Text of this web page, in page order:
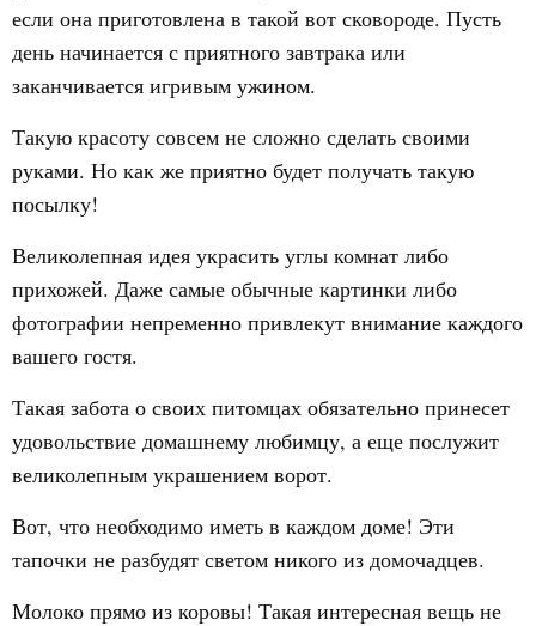
если она приготовлена в такой вот сковороде. Пусть
день начинается с приятного завтрака или
заканчивается игривым ужином.
Такую красоту совсем не сложно сделать своими
руками. Но как же приятно будет получать такую
посылку!
Великолепная идея украсить углы комнат либо
прихожей. Даже самые обычные картинки либо
фотографии непременно привлекут внимание каждого
вашего гостя.
Такая забота о своих питомцах обязательно принесет
удовольствие домашнему любимцу, а еще послужит
великолепным украшением ворот.
Вот, что необходимо иметь в каждом доме! Эти
тапочки не разбудят светом никого из домочадцев.
Молоко прямо из коровы! Такая интересная вещь не